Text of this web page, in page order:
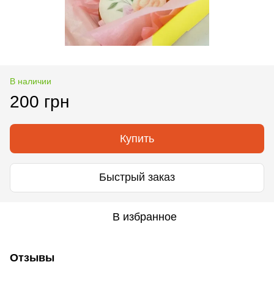
В наличии
200 грн
Купить
Быстрый заказ
В избранное
Отзывы